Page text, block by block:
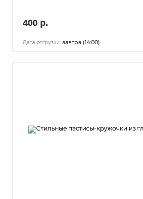
400 р.
Дата отгрузки: завтра (14:00)